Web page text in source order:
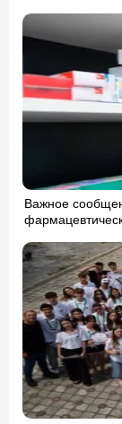
Важное